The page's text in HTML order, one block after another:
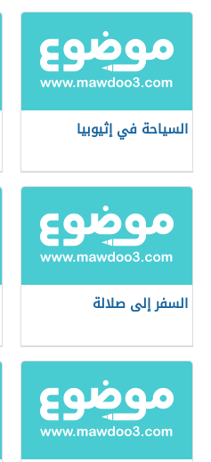
السياحة في إثيوبيا
السفر إلى صلالة